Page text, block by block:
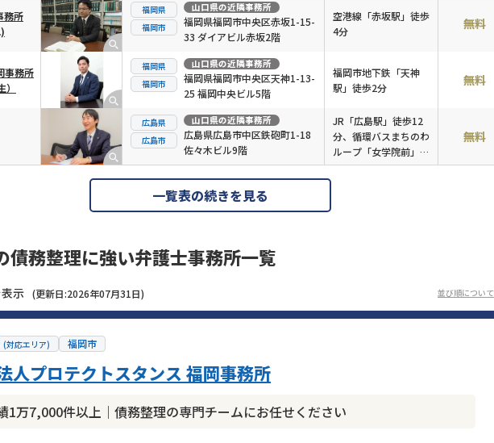
務所
福岡県
福岡市
山口県の近隣事務所
福岡県福岡市中央区赤坂1-15-
33 ダイアビル赤坂2階
空港線「赤坂駅」徒歩
4分
無料
事務所
福岡県
福岡市
山口県の近隣事務所
福岡県福岡市中央区天神1-13-
25 福岡中央ビル5階
福岡市地下鉄「天神
駅」徒歩2分
無料
広島県
広島市
山口県の近隣事務所
広島県広島市中区鉄砲町1-18
佐々木ビル9階
JR「広島駅」徒歩12
分、循環バスまちのわ
ループ「女学院前」徒
歩1分
無料
一覧表の続きを見る
債務整理に強い弁護士事務所一覧
示 (更新日:2026年07月31日) 並び順について
(対応エリア) 福岡市
1万7,000件以上｜債務整理の専門チームにお任せください
人プロテクトスタンス 福岡事務所